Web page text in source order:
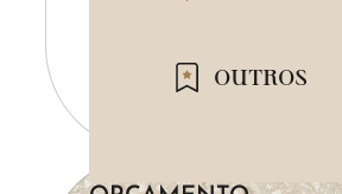
CINZA
MARMORIZADO
OUTROS
BRANCO